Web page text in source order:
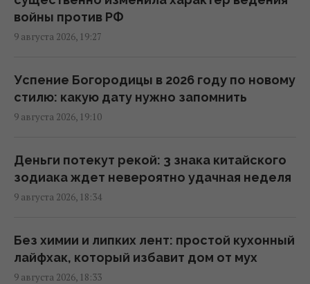
Микеланджело"
18:28 воскресенье, 09 августа 2026
В войне произошла ключевая перемена,
которая очень не нравится Путину, - СМИ
18:12 воскресенье, 09 августа 2026
Гороскоп на 10 августа по картам Таро:
Близнецам - старые установки, Девам -
цели
В египетских гробницах находили мед
возрастом в тысячи лет: почему он не
войны против РФ
9 августа 2026, 19:27
Успение Богородицы в 2026 году по новому
стилю: какую дату нужно запомнить
9 августа 2026, 19:10
Деньги потекут рекой: 3 знака китайского
зодиака ждет невероятно удачная неделя
9 августа 2026, 18:34
Без химии и липких лент: простой кухонный
лайфхак, который избавит дом от мух
9 августа 2026, 18:33